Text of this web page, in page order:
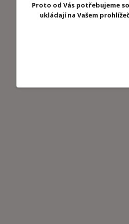
Proto od Vás potřebujeme
ukládají na Vašem